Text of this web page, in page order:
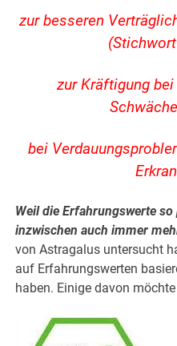
zur besseren
zur Kräftigung
bei
Weil die Erfahrungswerte
inzwischen auch immer
von Astragalus untersucht
auf Erfahrungswerten
haben. Einige davon